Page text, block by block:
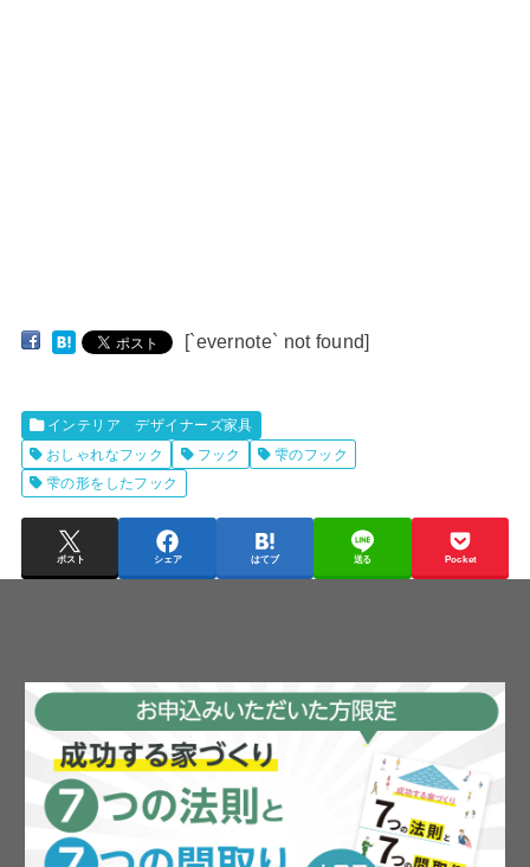
[`evernote` not found]
インテリア デザイナーズ家具
おしゃれなフック
フック
雫のフック
雫の形をしたフック
ポスト シェア はてブ 送る Pocket